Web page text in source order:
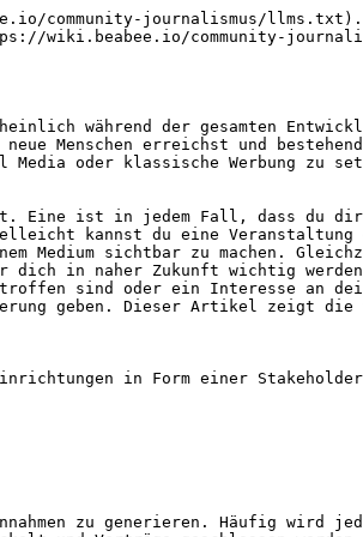
miteinander zu vernetzen und dein Projekt vorzustellen. So gibt es vergleichsweise wenig Reibungsverluste, wenn es darum geht, die Botschaft eines brandneuen Newsletters oder einer innovativen Digitalzeitung weiterzuverbreiten.

***

### Aus Unterstützenden werden Botschafterinnen und Botschafter

Während Multiplikatorinnen und Multiplikatoren häufig dabei helfen, in kurzer Zeit und mit null Cent Marketing-Budget bekannter zu werden, können Botschafterinnen und Botschafter später eine wichtige Rolle beim Wachstum spielen. Botschafterinnen und Botschafter kennen dein Medium sehr gut und werden bewusst ausgewählt, um es aktiv nach außen zu vertreten. Sie werden mit Informationen und Materialien ausgestattet, können gezielt in Kampagnen eingebunden werden und tragen die Botschaften des Mediums professionell nach außen. Auch sie handeln häufig aus ideeller Überzeugung, erhalten je nach Ausgestaltung aber möglicherweise eine Gegenleistung oder andere Formen der Anerkennung. Im Unterschied zu Multiplikatorinnen und Multiplikatoren betreiben sie aktives Marketing und engagieren sich bewusst und kontinuierlich für die Weiterentwicklung und Reichweite deines Mediums.

Damit das gelingt, solltest du ihnen die Weiterempfehlung möglichst einfach machen. Hilfreich sind beispielsweise:

* Bilder und Grafiken
* kurze Videos
* Textbausteine für Social Media
* teilbare Inhalte

Ein bekanntes Beispiel ist das dänische Medien-Start-Up [Zetland](https://www.zetland.dk/). Durch eine gezielte Botschafterkampagne gelang es dem Team, die Zahl seiner zahlenden Mitglieder innerhalb eines Monats um rund 30 Prozent zu steigern.

***

### Influencer und Meinungsführende nutzen

Auch Influencerinnen und Influencer, sowie andere Meinungsführerinnen und Meinungsführer können dabei helfen, neue Zielgruppen zu erreichen. Dabei musst du nicht nur an große Accounts mit hunderttausenden Followern denken. Oft sind kleinere, thematisch passende Personen deutlich zugänglicher und verfügen über eine besonders engagierte Community. Um